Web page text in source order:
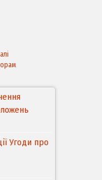
Угоди про